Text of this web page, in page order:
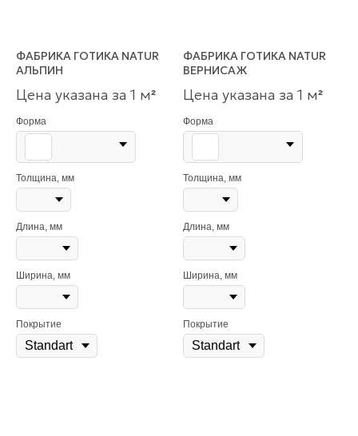
ФАБРИКА ГОТИКА NATUR
АЛЬПИН
Цена указана за 1 м²
Форма
Толщина, мм
Длина, мм
Ширина, мм
Покрытие
ФАБРИКА ГОТИКА NATUR
ВЕРНИСАЖ
Цена указана за 1 м²
Форма
Толщина, мм
Длина, мм
Ширина, мм
Покрытие